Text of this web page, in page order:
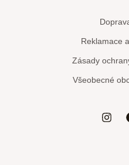
Reklamace
Zásady
Všeobecné